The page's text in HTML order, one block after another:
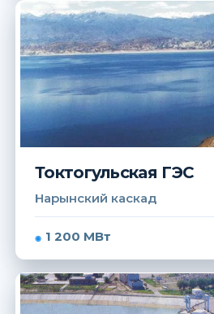
Токтогульская ГЭС
Нарынский каскад
1 200 МВт